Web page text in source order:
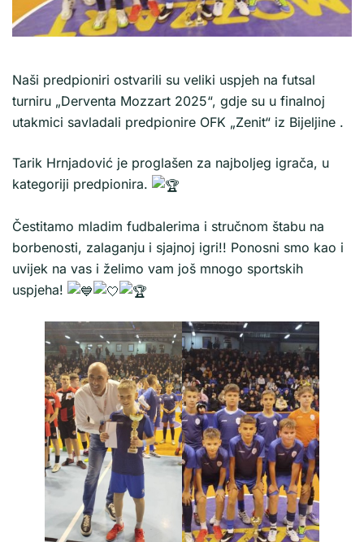
Naši predpioniri ostvarili su veliki uspjeh na futsal
turniru „Derventa Mozzart 2025“, gdje su u finalnoj
utakmici savladali predpionire OFK „Zenit“ iz Bijeljine .
Tarik Hrnjadović je proglašen za najboljeg igrača, u
kategoriji predpionira.
Čestitamo mladim fudbalerima i stručnom štabu na
borbenosti, zalaganju i sjajnoj igri!! Ponosni smo kao i
uvijek na vas i želimo vam još mnogo sportskih
uspjeha!